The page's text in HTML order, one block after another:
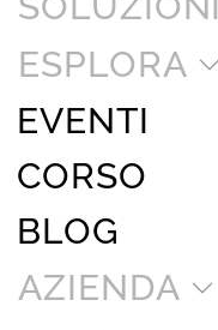
ESPLORA
EVENTI
CORSO
BLOG
AZIENDA